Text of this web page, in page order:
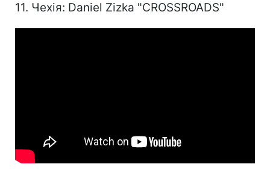
11. ​​Чехія: Daniel Zizka "CROSSROADS"